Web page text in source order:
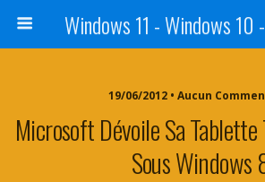
19/06/2012 • Aucun
Microsoft Dévoile Sa
Sous Windows